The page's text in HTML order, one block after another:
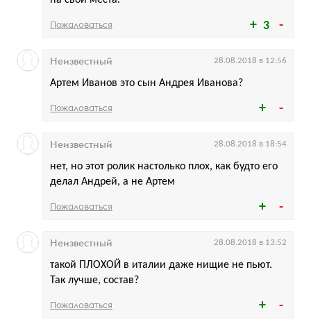
3
Пожаловаться
Артем Иванов это сын Андрея Иванова?
Неизвестный 28.08.2018 в 12:56
Пожаловаться
нет, но этот ролик настолько плох, как будто его
делал Андрей, а не Артем
Неизвестный 28.08.2018 в 18:54
Пожаловаться
такой ПЛОХОЙ в италии даже нищие не пьют.
Так лучше, состав?
Неизвестный 28.08.2018 в 13:52
Пожаловаться